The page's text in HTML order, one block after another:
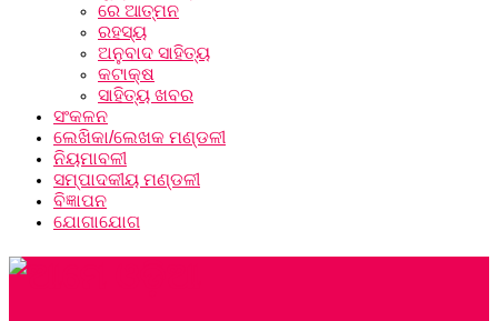
ରେ ଆତ୍ମନ
ରହସ୍ୟ
ଅନୁବାଦ ସାହିତ୍ୟ
କଟାକ୍ଷ
ସାହିତ୍ୟ ଖବର
ସଂକଳନ
ଲେଖିକା/ଲେଖକ ମଣ୍ଡଳୀ
ନିୟମାବଳୀ
ସମ୍ପାଦକୀୟ ମଣ୍ଡଳୀ
ବିଜ୍ଞାପନ
ଯୋଗାଯୋଗ